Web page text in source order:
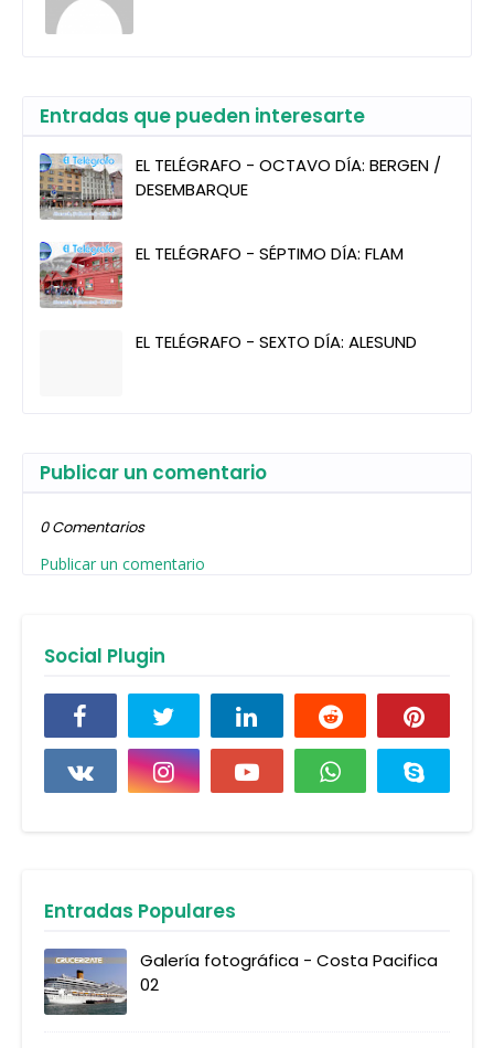
Entradas que pueden interesarte
EL TELÉGRAFO - OCTAVO DÍA: BERGEN /
DESEMBARQUE
EL TELÉGRAFO - SÉPTIMO DÍA: FLAM
EL TELÉGRAFO - SEXTO DÍA: ALESUND
Publicar un comentario
0 Comentarios
Publicar un comentario
Social Plugin
Entradas Populares
Galería fotográfica - Costa Pacifica
02